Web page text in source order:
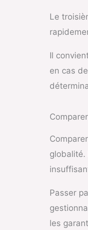
Le
Il
en cas
globalité.
Passer
les